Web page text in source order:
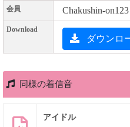
会員 Chakushin-on123
Download
ダウンロ
同様の着信音
アイドル